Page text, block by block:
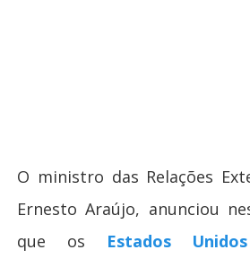
O ministro das Relações
Ernesto Araújo, anunciou
que os
Estados Unidos